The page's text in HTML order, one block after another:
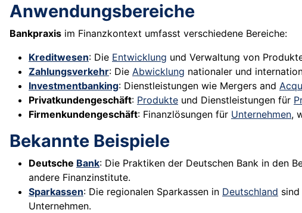
Anwendungsbereiche
Bankpraxis im Finanzkontext umfasst verschiedene Bereiche:
Kreditwesen: Die Entwicklung und Verwaltung von
Zahlungsverkehr: Die Abwicklung nationaler und
Investmentbanking: Dienstleistungen wie Mergers and
Privatkundengeschäft: Produkte und Dienstleistungen für
Firmenkundengeschäft: Finanzlösungen für Unternehmen,
Bekannte Beispiele
Deutsche Bank: Die Praktiken der Deutschen Bank in den
andere Finanzinstitute.
Sparkassen: Die regionalen Sparkassen in Deutschland
Unternehmen.